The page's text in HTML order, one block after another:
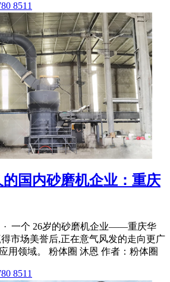
8511
国内砂磨机企业：重庆
· 一个 26岁的砂磨机企业——重庆华
市场美誉后,正在意气风发的走向更广
用领域。 粉体圈 沐恩 作者：粉体圈
8511